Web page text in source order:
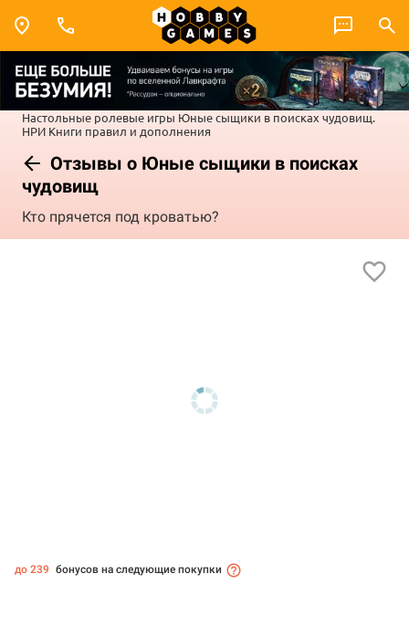
Настольные ролевые игры Юные сыщики в поисках чудовищ.
НРИ Книги правил и дополнения
Отзывы о Юные сыщики в поисках
чудовищ
Кто прячется под кроватью?
до 239 бонусов на следующие покупки